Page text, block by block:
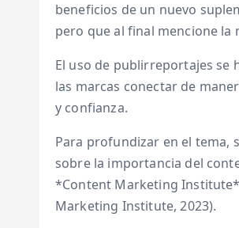
beneficios de un nuevo
pero que al final mencione la
El uso de publirreportajes se
las marcas conectar de
y confianza.
Para profundizar en el
sobre la importancia del
*Content Marketing
Marketing Institute, 2023).